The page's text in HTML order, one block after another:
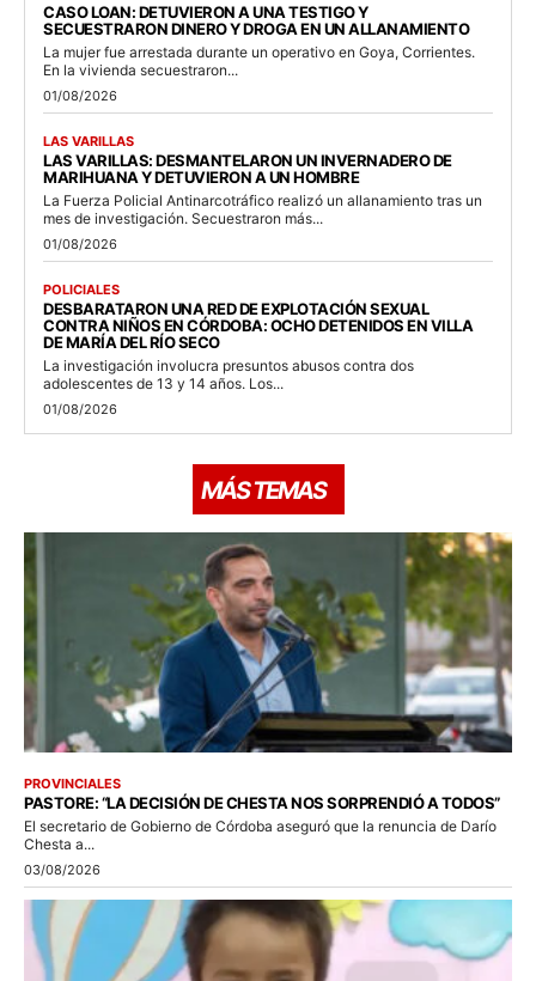
CASO LOAN: DETUVIERON A UNA TESTIGO Y
SECUESTRARON DINERO Y DROGA EN UN ALLANAMIENTO
La mujer fue arrestada durante un operativo en Goya, Corrientes.
En la vivienda secuestraron...
01/08/2026
LAS VARILLAS
LAS VARILLAS: DESMANTELARON UN INVERNADERO DE
MARIHUANA Y DETUVIERON A UN HOMBRE
La Fuerza Policial Antinarcotráfico realizó un allanamiento tras un
mes de investigación. Secuestraron más...
01/08/2026
POLICIALES
DESBARATARON UNA RED DE EXPLOTACIÓN SEXUAL
CONTRA NIÑOS EN CÓRDOBA: OCHO DETENIDOS EN VILLA
DE MARÍA DEL RÍO SECO
La investigación involucra presuntos abusos contra dos
adolescentes de 13 y 14 años. Los...
01/08/2026
MÁS TEMAS
PROVINCIALES
PASTORE: “LA DECISIÓN DE CHESTA NOS SORPRENDIÓ A TODOS”
El secretario de Gobierno de Córdoba aseguró que la renuncia de Darío
Chesta a...
03/08/2026